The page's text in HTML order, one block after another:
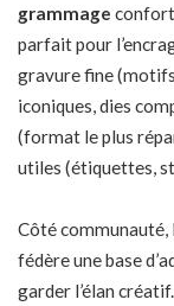
grammage
parfait pour
gravure fine
iconiques, dies
(format le plus
utiles (étiquettes,
Côté communauté,
fédère une base
garder l’élan